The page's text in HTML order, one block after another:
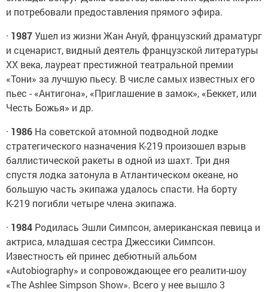
и потребовали предоставления прямого эфира.
· 1987Ушел из жизни Жан Ануй, французский драматург
и сценарист, видный деятель французской литературы
XX века, лауреат престижной театральной премии
«Тони» за лучшую пьесу. В числе самых известных его
пьес - «Антигона», «Приглашение в замок», «Беккет, или
Честь Божья» и др.
· 1986 На советской атомной подводной лодке
стратегического назначения К-219 произошел взрыв
баллистической ракеты в одной из шахт. Три дня
спустя лодка затонула в Атлантическом океане, но
большую часть экипажа удалось спасти. На борту
К-219 погибли четыре члена экипажа.
· 1984 Родилась Эшли Симпсон, американская певица и
актриса, младшая сестра Джессики Симпсон.
Известность ей принес дебютный альбом
«Autobiography» и сопровождающее его реалити-шоу
«The Ashlee Simpson Show». Всего у нее вышло 3